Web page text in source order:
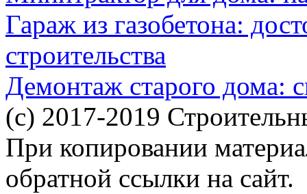
Гараж из газобетона:
строительства
Демонтаж старого дома:
(c) 2017-2019
При копировании
обратной ссылки на сайт.